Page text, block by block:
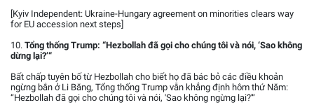
[Kyiv Independent: Ukraine-Hungary agreement on minorities clears way
for EU accession next steps]
10. Tổng thống Trump: “Hezbollah đã gọi cho chúng tôi và nói, ‘Sao không
dừng lại?’“
Bất chấp tuyên bố từ Hezbollah cho biết họ đã bác bỏ các điều khoản
ngừng bắn ở Li Băng, Tổng thống Trump vẫn khẳng định hôm thứ Năm:
“Hezbollah đã gọi cho chúng tôi và nói, 'Sao không ngừng lại?'“